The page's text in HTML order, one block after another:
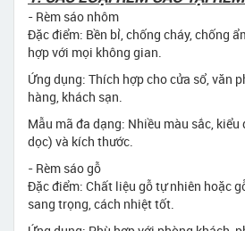
- Rèm sáo nhôm
Đặc điểm: Bền bỉ, chống cháy, chống
hợp với mọi không gian.
Ứng dụng: Thích hợp cho cửa sổ, văn
hàng, khách sạn.
Mẫu mã đa dạng: Nhiều màu sắc,
dọc) và kích thước.
- Rèm sáo gỗ
Đặc điểm: Chất liệu gỗ tự nhiên hoặc
sang trọng, cách nhiệt tốt.